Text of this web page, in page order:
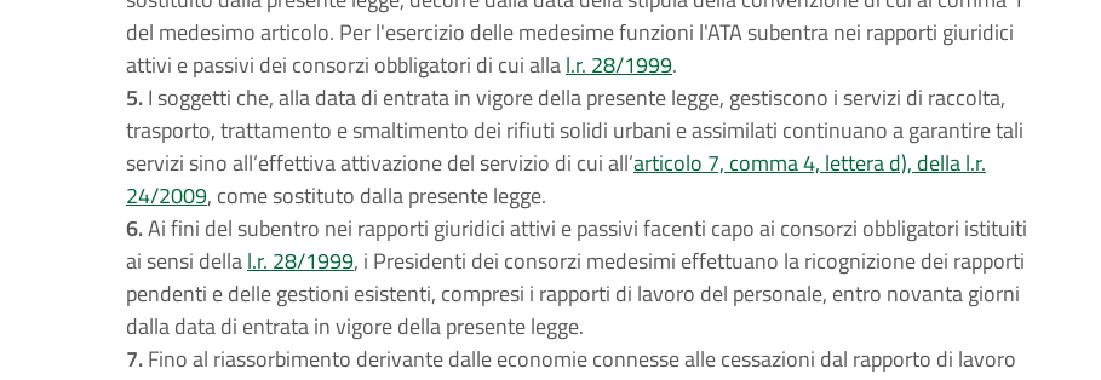
del medesimo articolo. Per l'esercizio delle medesime funzioni l'ATA subentra nei rapporti giuridici
attivi e passivi dei consorzi obbligatori di cui allal.r. 28/1999.
5.I soggetti che, alla data di entrata in vigore della presente legge, gestiscono i servizi di raccolta,
trasporto, trattamento e smaltimento dei rifiuti solidi urbani e assimilati continuano a garantire tali
servizi sino all’effettiva attivazione del servizio di cui all’articolo 7, comma 4, lettera d), della l.r.
24/2009, come sostituto dalla presente legge.
6.Ai fini del subentro nei rapporti giuridici attivi e passivi facenti capo ai consorzi obbligatori istituiti
ai sensi dellal.r. 28/1999, i Presidenti dei consorzi medesimi effettuano la ricognizione dei rapporti
pendenti e delle gestioni esistenti, compresi i rapporti di lavoro del personale, entro novanta giorni
dalla data di entrata in vigore della presente legge.
7.Fino al riassorbimento derivante dalle economie connesse alle cessazioni dal rapporto di lavoro